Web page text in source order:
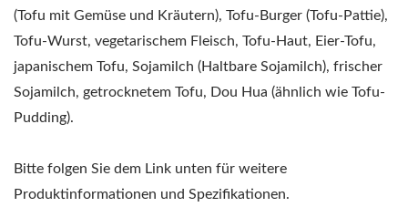
(Tofu mit Gemüse und Kräutern), Tofu-Burger (Tofu-Pattie),
Tofu-Wurst, vegetarischem Fleisch, Tofu-Haut, Eier-Tofu,
japanischem Tofu, Sojamilch (Haltbare Sojamilch), frischer
Sojamilch, getrocknetem Tofu, Dou Hua (ähnlich wie Tofu-
Pudding).
Bitte folgen Sie dem Link unten für weitere
Produktinformationen und Spezifikationen.